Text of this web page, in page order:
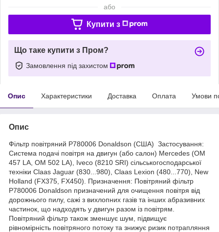
або
Купити з
Що таке купити з Пром?
Замовлення під захистом
Опис Характеристики Доставка Оплата Умови
Опис
Фільтр повітряний P780006 Donaldson (США) Застосування:
Система подачі повітря на двигун (або салон) Mercedes (OM
457 LA, OM 502 LA), Iveco (8210 SRI) сільськогосподарської
техніки Claas Jaguar (830...980), Claas Lexion (480...770), New
Holland (FX375, FX450). Призначення: Повітряний фільтр
P780006 Donaldson призначений для очищення повітря від
дорожнього пилу, сажі з вихлопних газів та інших абразивних
частинок, що надходять у двигун разом із повітрям.
Повітряний фільтр також зменшує шум, підвищує
рівномірність повітряного потоку та знижує ризик потрапляння